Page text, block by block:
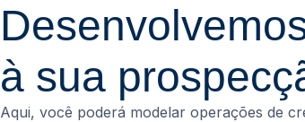
à sua
Aqui, você poderá modelar operações de